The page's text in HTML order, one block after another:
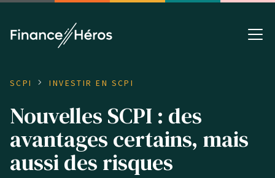
SCPI INVESTIR EN SCPI
Nouvelles SCPI : des
avantages certains, mais
aussi des risques